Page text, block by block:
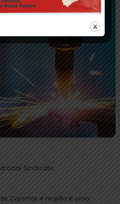
Sindicato
Cajamar e região é uma